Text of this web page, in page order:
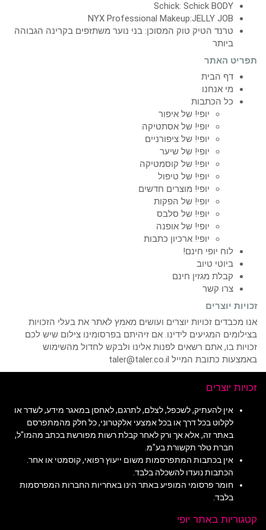
Schick: Schick BODY
NYX Professional Makeup:JELLY JOB
טרנד הטיק טוק המסוכן: בני נוער משתזפים בקרינה הגבוהה
ביותר
תפריט האתר
דף הבית
מי אנחנו
כל הכתבות
יופי! של איפור
יופי! של אסתטיקה
יופי! של ציפורניים
יופי! של שיער
יופי! של קוסמטיקה
יופי! של טיפול
יופי! מוצרים חדשים
יופי! של הפקות
יופי! של סלבס
יופי! של אופנה
יופי! ארכיון כתבות
לוח יופי חינם!
ביוטי טיוב
קבלת מגזין חינם
צרו קשר
זכויות יוצרים
אנו מכבדים זכויות יוצרים ועושים מאמץ לאתר את בעלי הזכויות
בצילומים המגיעים לידינו. אם זיהיתם בפרסומינו צילום שיש לכם
זכויות בו, אתם רשאים לפנות אלינו ולבקש לחדול מהשימוש
באמצעות כתובת המייל taler@taler.co.il
זכויות יוצרים
אין להעתיק, לשכפל, לצלם, לתרגם, לאחסן במאגר מידע, לשדר או
לקלוט בכל דרך או בכל אמצעי אלקטרוני, כל חלק מהמתפרסם
באתר זה, אלא אך ורק לאחר קבלת רשות מפורשת בכתב מהמו"ל,
חברת טלר תקשורת בע"מ.
אין בכתבות המתפרסמות משום ייעוץ רפואי, קוסמטי או אחר.
הכתבות נועדו להשכלה בלבד.
חומר פרסומי המופיע באתר הינו באחריות החברות המפרסמות
בלבד.
קטגוריות באתר יופי